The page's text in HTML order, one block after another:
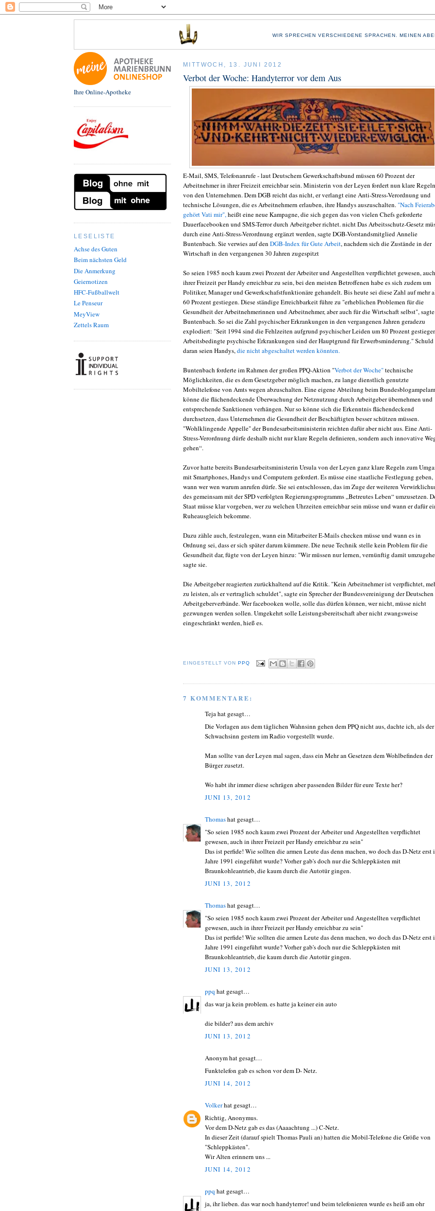
WIR SPRECHEN VERSCHIEDENE SPRACHEN. MEINEN
Ihre Online-Apotheke
LESELISTE
Achse des Guten
Beim nächsten Geld
Die Anmerkung
Geiernotizen
HFC-Fußballwelt
Le Penseur
MeyView
Zettels Raum
MITTWOCH, 13. JUNI 2012
Verbot der Woche: Handyterror vor dem Aus
E-Mail, SMS, Telefonanrufe - laut Deutschem Gewerkschaftsbund müssen 60 Prozent der
Arbeitnehmer in ihrer Freizeit erreichbar sein. Ministerin von der Leyen fordert nun klare Regeln
von den Unternehmen. Dem DGB reicht das nicht, er verlangt eine Anti-Stress-Verordnung und
technische Lösungen, die es Arbeitnehmern erlauben, ihre Handys auszuschalten. "Nach
gehört Vati mir", heißt eine neue Kampagne, die sich gegen das von vielen Chefs geforderte
Dauerfacebooken und SMS-Terror durch Arbeitgeber richtet. nicht Das Arbeitsschutz-Gesetz
durch eine Anti-Stress-Verordnung ergänzt werden, sagte DGB-Vorstandsmitglied Annelie
Buntenbach. Sie verwies auf den DGB-Index für Gute Arbeit, nachdem sich die Zustände in der
Wirtschaft in den vergangenen 30 Jahren zugespitzt
So seien 1985 noch kaum zwei Prozent der Arbeiter und Angestellten verpflichtet gewesen,
ihrer Freizeit per Handy erreichbar zu sein, bei den meisten Betroffenen habe es sich zudem um
Politiker, Manager und Gewerkschafstfunktionäre gehandelt. Bis heute sei diese Zahl auf mehr
60 Prozent gestiegen. Diese ständige Erreichbarkeit führe zu "erheblichen Problemen für die
Gesundheit der Arbeitnehmerinnen und Arbeitnehmer, aber auch für die Wirtschaft selbst", sagte
Buntenbach. So sei die Zahl psychischer Erkrankungen in den vergangenen Jahren geradezu
explodiert: "Seit 1994 sind die Fehlzeiten aufgrund psychischer Leiden um 80 Prozent
Arbeitsbedingte psychische Erkrankungen sind der Hauptgrund für Erwerbsminderung." Schuld
daran seien Handys, die nicht abgeschaltet werden könnten.
Buntenbach forderte im Rahmen der großen PPQ-Aktion "Verbot der Woche"technische
Möglichkeiten, die es dem Gesetzgeber möglich machen, zu lange dienstlich genutzte
Mobiltelefone von Amts wegen abzuschalten. Eine eigene Abteilung beim
könne die flächendeckende Überwachung der Netznutzung durch Arbeitgeber übernehmen und
entsprechende Sanktionen verhängen. Nur so könne sich die Erkenntnis flächendeckend
durchsetzen, dass Unternehmen die Gesundheit der Beschäftigten besser schützen müssen.
"Wohlklingende Appelle" der Bundesarbeitsministerin reichten dafür aber nicht aus. Eine Anti-
Stress-Verordnung dürfe deshalb nicht nur klare Regeln definieren, sondern auch innovative
gehen“.
Zuvor hatte bereits Bundesarbeitsministerin Ursula von der Leyen ganz klare Regeln zum
mit Smartphones, Handys und Computern gefordert. Es müsse eine staatliche Festlegung geben,
wann wer wen warum anrufen dürfe. Sie sei entschlossen, das im Zuge der weiteren
des gemeinsam mit der SPD verfolgten Regierungsprogramms „Betreutes Leben“ umzusetzen.
Staat müsse klar vorgeben, wer zu welchen Uhrzeiten erreichbar sein müsse und wann er dafür
Ruheausgleich bekomme.
Dazu zähle auch, festzulegen, wann ein Mitarbeiter E-Mails checken müsse und wann es in
Ordnung sei, dass er sich später darum kümmere. Die neue Technik stelle kein Problem für die
Gesundheit dar, fügte von der Leyen hinzu: "Wir müssen nur lernen, vernünftig damit
sagte sie.
Die Arbeitgeber reagierten zurückhaltend auf die Kritik. "Kein Arbeitnehmer ist verpflichtet,
zu leisten, als er vertraglich schuldet", sagte ein Sprecher der Bundesvereinigung der Deutschen
Arbeitgeberverbände. Wer facebooken wolle, solle das dürfen können, wer nicht, müsse nicht
gezwungen werden sollen. Umgekehrt solle Leistungsbereitschaft aber nicht zwangsweise
eingeschränkt werden, hieß es.
EINGESTELLT VON PPQ
7 KOMMENTARE:
Teja hat gesagt…
Die Vorlagen aus dem täglichen Wahnsinn gehen dem PPQ nicht aus, dachte ich, als der
Schwachsinn gestern im Radio vorgestellt wurde.
Man sollte van der Leyen mal sagen, dass ein Mehr an Gesetzen dem Wohlbefinden der
Bürger zusetzt.
Wo habt ihr immer diese schrägen aber passenden Bilder für eure Texte her?
JUNI 13, 2012
Thomashat gesagt…
"So seien 1985 noch kaum zwei Prozent der Arbeiter und Angestellten verpflichtet
gewesen, auch in ihrer Freizeit per Handy erreichbar zu sein"
Das ist perfide! Wie sollten die armen Leute das denn machen, wo doch das D-Netz erst
Jahre 1991 eingeführt wurde? Vorher gab's doch nur die Schleppkästen mit
Braunkohleantrieb, die kaum durch die Autotür gingen.
JUNI 13, 2012
Thomashat gesagt…
"So seien 1985 noch kaum zwei Prozent der Arbeiter und Angestellten verpflichtet
gewesen, auch in ihrer Freizeit per Handy erreichbar zu sein"
Das ist perfide! Wie sollten die armen Leute das denn machen, wo doch das D-Netz erst
Jahre 1991 eingeführt wurde? Vorher gab's doch nur die Schleppkästen mit
Braunkohleantrieb, die kaum durch die Autotür gingen.
JUNI 13, 2012
ppq hat gesagt…
das war ja kein problem. es hatte ja keiner ein auto
die bilder? aus dem archiv
JUNI 13, 2012
Anonym hat gesagt…
Funktelefon gab es schon vor dem D- Netz.
JUNI 14, 2012
Volkerhat gesagt…
Richtig, Anonymus.
Vor dem D-Netz gab es das (Aaaachtung ...) C-Netz.
In dieser Zeit (darauf spielt Thomas Pauli an) hatten die Mobil-Telefone die Größe von
"Schleppkästen".
Wir Alten erinnern uns ...
JUNI 14, 2012
ppq hat gesagt…
ja, ihr lieben. das war noch handyterror! und beim telefonieren wurde es heiß am ohr